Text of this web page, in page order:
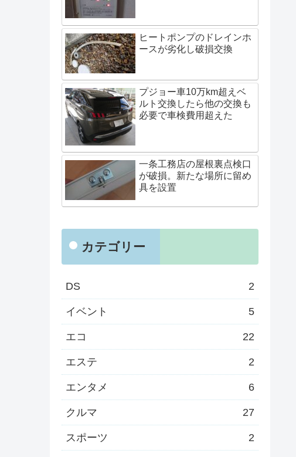
ヒートポンプのドレインホ
ースが劣化し破損交換
プジョー車10万km超えベ
ルト交換したら他の交換も
必要で車検費用超えた
一条工務店の屋根裏点検口
が破損。新たな場所に留め
具を設置
カテゴリー
DS 2
イベント 5
エコ 22
エステ 2
エンタメ 6
クルマ 27
スポーツ 2